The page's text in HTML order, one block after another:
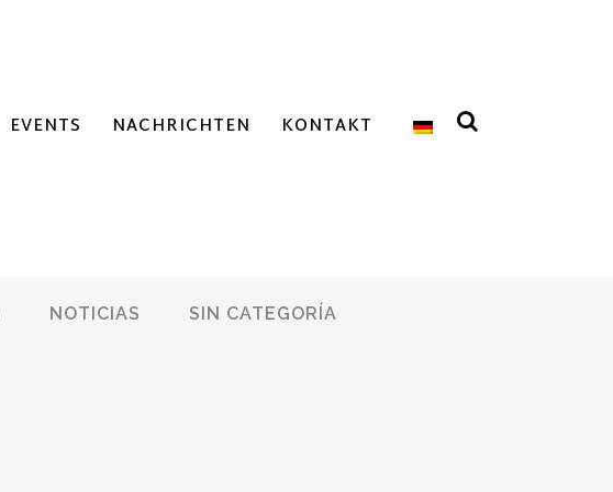
EVENTS NACHRICHTEN KONTAKT
NOTICIAS SIN CATEGORÍA